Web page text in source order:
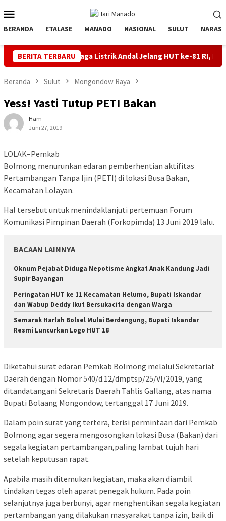
ke
kontenMobile
BERANDA ETALASE MANADO NASIONAL SULUT NARASI
BERITA TERBARU
Jaga Listrik Andal Jelang HUT ke-81 RI, PLN UP3 Tahuna
Beranda Sulut Mongondow Raya
Yess! Yasti Tutup PETI Bakan
Ham
Juni 27, 2019
LOLAK–Pemkab
Bolmong menurunkan edaran pemberhentian aktifitas
Pertambangan Tanpa Ijin (PETI) di lokasi Busa Bakan,
Kecamatan Lolayan.
Hal tersebut untuk menindaklanjuti pertemuan Forum
Komunikasi Pimpinan Daerah (Forkopimda) 13 Juni 2019 lalu.
BACAAN LAINNYA
Oknum Pejabat Diduga Nepotisme Angkat Anak Kandung Jadi
Supir Bayangan
Peringatan HUT ke 11 Kecamatan Helumo, Bupati Iskandar
dan Wabup Deddy Ikut Bersukacita dengan Warga
Semarak Harlah Bolsel Mulai Berdengung, Bupati Iskandar
Resmi Luncurkan Logo HUT 18
Diketahui surat edaran Pemkab Bolmong melalui Sekretariat
Daerah dengan Nomor 540/d.12/dmptsp/25/VI/2019, yang
ditandatangani Sekretaris Daerah Tahlis Gallang, atas nama
Bupati Bolaang Mongondow, tertanggal 17 Juni 2019.
Dalam poin surat yang tertera, terisi permintaan dari Pemkab
Bolmong agar segera mengosongkan lokasi Busa (Bakan) dari
segala kegiatan pertambangan,paling lambat tujuh hari
setelah keputusan rapat.
Apabila masih ditemukan kegiatan, maka akan diambil
tindakan tegas oleh aparat penegak hukum. Pada poin
selanjutnya juga berbunyi, agar menghentikan segala kegiatan
pertambangan yang dilakukan masyarakat tanpa izin, baik di